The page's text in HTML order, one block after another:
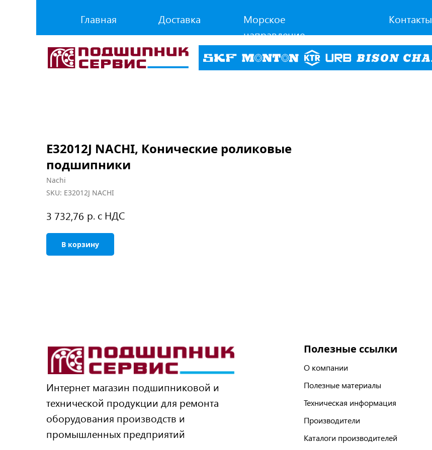
Главная Доставка
Морское
направление
Контакты
E32012J NACHI, Конические роликовые
подшипники
Nachi
SKU: E32012J NACHI
3 732,76 р. с НДС
В корзину
Интернет магазин подшипниковой и
технической продукции для ремонта
оборудования производств и
промышленных предприятий
Полезные ссылки
О компании
Полезные материалы
Техническая информация
Производители
Каталоги производителей